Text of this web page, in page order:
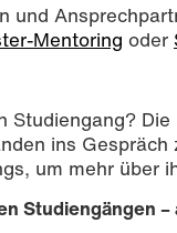
Mentoring oder
ins
um mehr über
Studiengängen –